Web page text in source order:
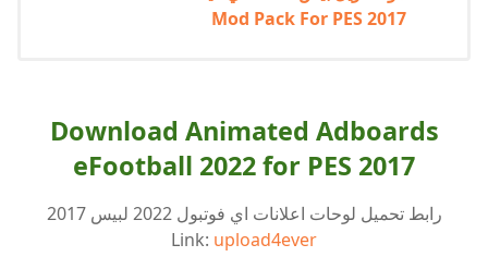
Mod Pack For PES 2017
Download Animated Adboards
eFootball 2022 for PES 2017
رابط تحميل لوحات اعلانات اي فوتبول 2022 لبيس 2017
Link: upload4ever